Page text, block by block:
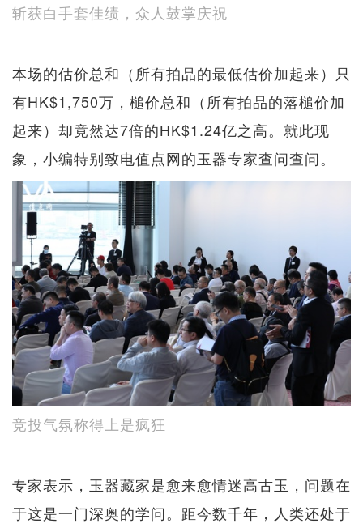
斩获白手套佳绩，众人鼓掌庆祝
本场的估价总和（所有拍品的最低估价加起来）只
有HK$1,750万，槌价总和（所有拍品的落槌价加
起来）却竟然达7倍的HK$1.24亿之高。就此现
象，小编特别致电值点网的玉器专家查问查问。
竞投气氛称得上是疯狂
专家表示，玉器藏家是愈来愈情迷高古玉，问题在
于这是一门深奥的学问。距今数千年，人类还处于